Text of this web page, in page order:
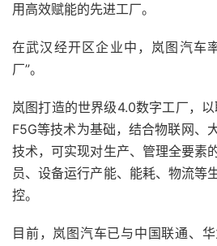
用高效赋能的先进工厂。
在武汉经开区企业中，岚图汽车
厂”。
岚图打造的世界级4.0数字工厂，
F5G等技术为基础，结合物联网、
技术，可实现对生产、管理全要素
员、设备运行产能、能耗、物流等
控。
目前，岚图汽车已与中国联通、